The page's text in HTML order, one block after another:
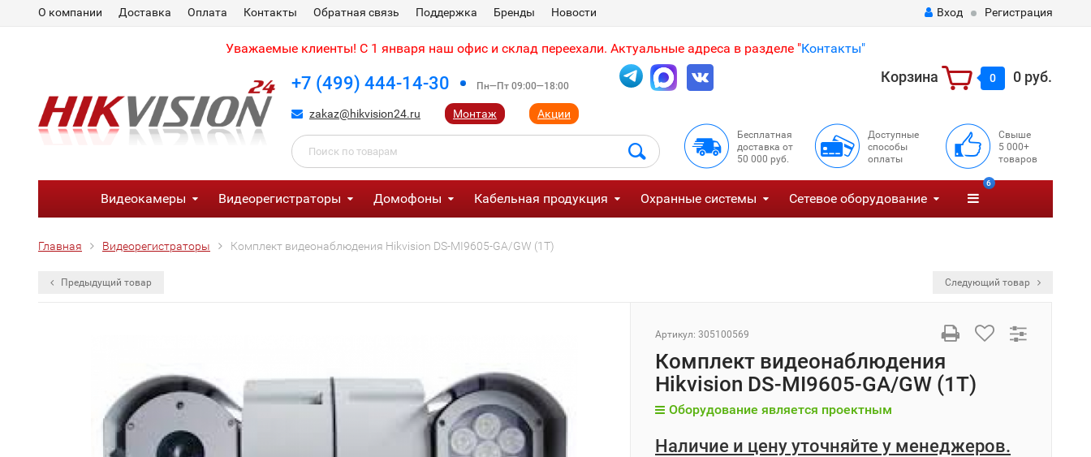
О компании Доставка Оплата Контакты Обратная связь Поддержка Бренды Новости Вход Регистрация
Уважаемые клиенты! С 1 января наш офис и склад переехали. Актуальные адреса в разделе "Контакты"
+7 (499) 444-14-30 Пн—Пт 09:00—18:00
zakaz@hikvision24.ru Монтаж Акции
Корзина 0 0 руб.
Бесплатная
доставка от
50 000 руб.
Доступные
способы
оплаты
Свыше
5 000+
товаров
Видеокамеры Видеорегистраторы Домофоны Кабельная продукция Охранные системы Сетевое оборудование
6
Главная Видеорегистраторы Комплект видеонаблюдения Hikvision DS-MI9605-GA/GW (1T)
Предыдущий товар Следующий товар
Артикул: 305100569
Комплект видеонаблюдения
Hikvision DS-MI9605-GA/GW (1T)
Оборудование является проектным
Наличие и цену уточняйте у менеджеров.